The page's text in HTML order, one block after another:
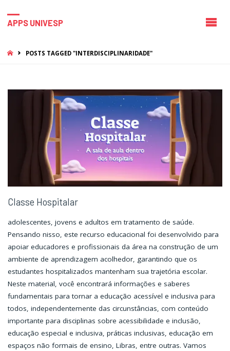
APPS UNIVESP
HOMEPOSTS TAGGED "INTERDISCIPLINARIDADE"
Classe Hospitalar
adolescentes, jovens e adultos em tratamento de saúde.
Pensando nisso, este recurso educacional foi desenvolvido para
apoiar educadores e profissionais da área na construção de um
ambiente de aprendizagem acolhedor, garantindo que os
estudantes hospitalizados mantenham sua trajetória escolar.
Neste material, você encontrará informações e saberes
fundamentais para tornar a educação acessível e inclusiva para
todos, independentemente das circunstâncias, com conteúdo
importante para disciplinas sobre acessibilidade e inclusão,
educação especial e inclusiva, práticas inclusivas, educação em
espaços não formais de ensino, Libras, entre outras. Vamos